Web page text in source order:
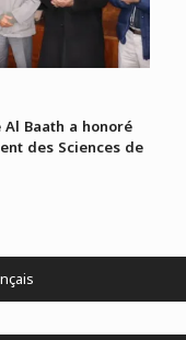
Baath a honoré
des Sciences de